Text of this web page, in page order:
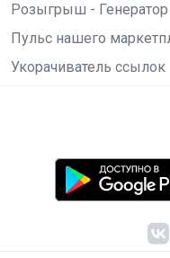
Розыгрыш - Генератор
Пульс нашего
Укорачиватель ссылок